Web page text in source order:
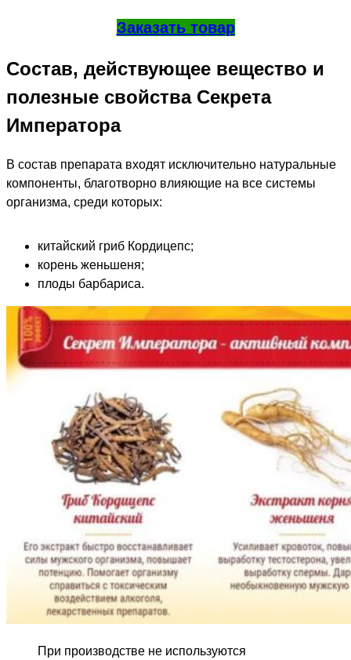
Заказать товар
Состав, действующее вещество и
полезные свойства Секрета
Императора
В состав препарата входят исключительно натуральные
компоненты, благотворно влияющие на все системы
организма, среди которых:
китайский гриб Кордицепс;
корень женьшеня;
плоды барбариса.
При производстве не используются